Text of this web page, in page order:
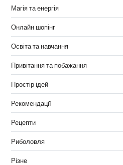
Магія та енергія
Онлайн шопінг
Освіта та навчання
Привітання та побажання
Простір ідей
Рекомендації
Рецепти
Риболовля
Різне